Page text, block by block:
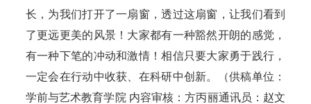
长，为我们打开了一扇窗，透过这扇窗，让我们看到
了更远更美的风景！大家都有一种豁然开朗的感觉，
有一种下笔的冲动和激情！相信只要大家勇于践行，
一定会在行动中收获、在科研中创新。（供稿单位：
学前与艺术教育学院 内容审核：方丙丽通讯员：赵文